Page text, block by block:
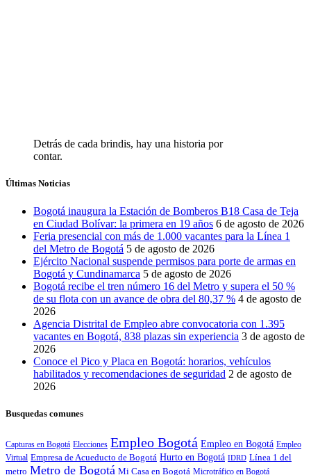
Detrás de cada brindis, hay una historia por
contar.
Últimas Noticias
Bogotá inaugura la Estación de Bomberos B18 Casa de Teja
en Ciudad Bolívar: la primera en 19 años 6 de agosto de 2026
Feria presencial con más de 1.000 vacantes para la Línea 1
del Metro de Bogotá 5 de agosto de 2026
Ejército Nacional suspende permisos para porte de armas en
Bogotá y Cundinamarca 5 de agosto de 2026
Bogotá recibe el tren número 16 del Metro y supera el 50 %
de su flota con un avance de obra del 80,37 % 4 de agosto de
2026
Agencia Distrital de Empleo abre convocatoria con 1.395
vacantes en Bogotá, 838 plazas sin experiencia 3 de agosto de
2026
Conoce el Pico y Placa en Bogotá: horarios, vehículos
habilitados y recomendaciones de seguridad 2 de agosto de
2026
Busquedas comunes
Capturas en Bogotá Elecciones Empleo Bogotá Empleo en Bogotá Empleo
Virtual Empresa de Acueducto de Bogotá Hurto en Bogotá IDRD Línea 1 del
metro Metro de Bogotá Mi Casa en Bogotá Microtráfico en Bogotá